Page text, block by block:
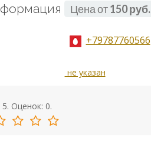
Цена от150 руб.
+79787760566
не указан
5. Оценок: 0.